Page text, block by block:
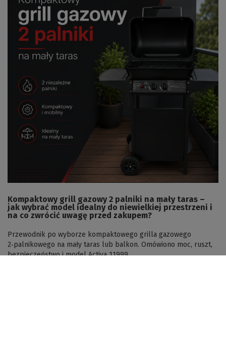
Kompaktowy grill gazowy 2 palniki na mały taras –
jak wybrać model idealny do niewielkiej przestrzeni i
na co zwrócić uwagę przed zakupem?
Przewodnik po wyborze kompaktowego grilla gazowego
2‑palnikowego na mały taras lub balkon. Omówiono moc, ruszt,
bezpieczeństwo i model Activa 11999.